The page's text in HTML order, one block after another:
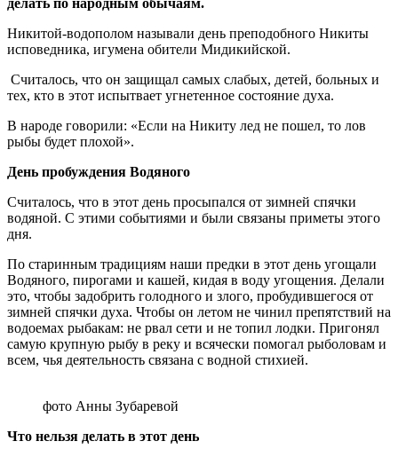
Никитой-водополом называли день преподобного Никиты
исповедника, игумена обители Мидикийской.
Считалось, что он защищал самых слабых, детей, больных и
тех, кто в этот испытвает угнетенное состояние духа.
В народе говорили: «Если на Никиту лед не пошел, то лов
рыбы будет плохой».
День пробуждения Водяного
Считалось, что в этот день просыпался от зимней спячки
водяной. С этими событиями и были связаны приметы этого
дня.
По старинным традициям наши предки в этот день угощали
Водяного, пирогами и кашей, кидая в воду угощения. Делали
это, чтобы задобрить голодного и злого, пробудившегося от
зимней спячки духа. Чтобы он летом не чинил препятствий на
водоемах рыбакам: не рвал сети и не топил лодки. Пригонял
самую крупную рыбу в реку и всячески помогал рыболовам и
всем, чья деятельность связана с водной стихией.
фото Анны Зубаревой
Что нельзя делать в этот день